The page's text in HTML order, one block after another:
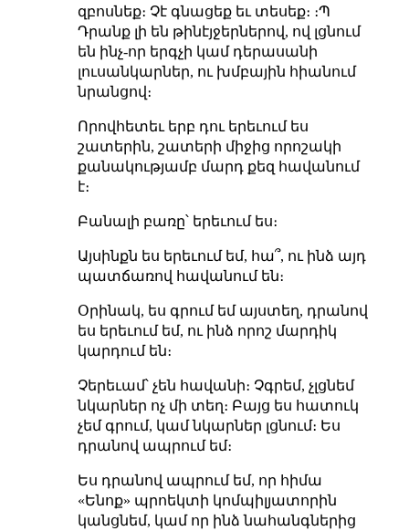
զբոսնեք։ Չէ գնացեք եւ տեսեք։ ։Պ
Դրանք լի են թինէյջերներով, ով լցնում
են ինչ-որ երգչի կամ դերասանի
լուսանկարներ, ու խմբային հիանում
նրանցով։
Որովհետեւ երբ դու երեւում ես
շատերին, շատերի միջից որոշակի
քանակությամբ մարդ քեզ հավանում
է։
Բանալի բառը՝ երեւում ես։
Այսինքն ես երեւում եմ, հա՞, ու ինձ այդ
պատճառով հավանում են։
Օրինակ, ես գրում եմ այստեղ, դրանով
ես երեւում եմ, ու ինձ որոշ մարդիկ
կարդում են։
Չերեւամ՝ չեն հավանի։ Չգրեմ, չլցնեմ
նկարներ ոչ մի տեղ։ Բայց ես հատուկ
չեմ գրում, կամ նկարներ լցնում։ Ես
դրանով ապրում եմ։
Ես դրանով ապրում եմ, որ հիմա
«Ենոք» պրոեկտի կոմպիլյատորին
կանցնեմ, կամ որ ինձ նահանգներից